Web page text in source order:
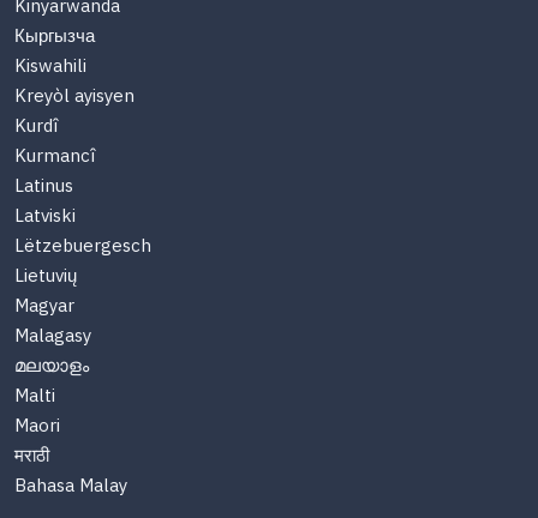
Kinyarwanda
Кыргызча
Kiswahili
Kreyòl ayisyen
Kurdî
Kurmancî
Latinus
Latviski
Lëtzebuergesch
Lietuvių
Magyar
Malagasy
മലയാളം
Malti
Maori
मराठी
Bahasa Malay